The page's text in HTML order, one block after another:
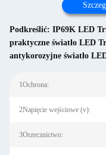
Podkreślić: IP69K LED
praktyczne światło LED
antykorozyjne światło
1Ochrona:
2Napięcie wejściowe (v):
3Orzecznictwo: